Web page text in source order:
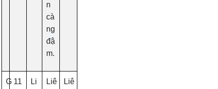
n
cà
ng
đậ
m.
G 11
Li
Liê
Liê